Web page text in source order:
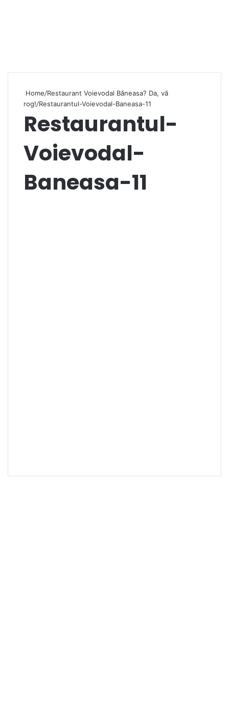
Home/Restaurant Voievodal Băneasa? Da, vă
rog!/Restaurantul-Voievodal-Baneasa-11
Restaurantul-
Voievodal-
Baneasa-11